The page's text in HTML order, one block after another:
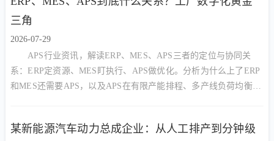
三角
2026-07-29
APS行业资讯，解读ERP、MES、APS三者的定位与协同关
系：ERP定资源、MES盯执行、APS做优化。分析为什么上了ERP
和MES还需要APS，以及APS在有限产能排程、多产线负荷均衡、
某新能源汽车动力总成企业：从人工排产到分钟级